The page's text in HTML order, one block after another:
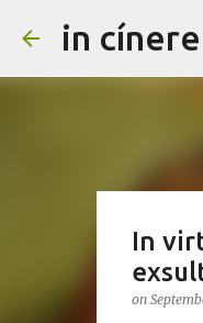
in
In
on